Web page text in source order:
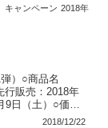
キャンペーン 2018年
）○商品名
行販売：2018年
日（土）○価格
2018/12/22